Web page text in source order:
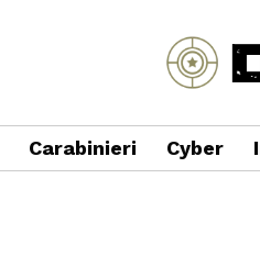
Carabinieri Cyber